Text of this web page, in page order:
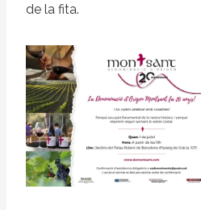
de la fita.